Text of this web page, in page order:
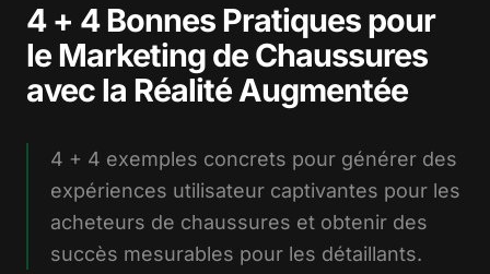
4 + 4 Bonnes Pratiques pour
le Marketing de Chaussures
avec la Réalité Augmentée
4 + 4 exemples concrets pour générer des
expériences utilisateur captivantes pour les
acheteurs de chaussures et obtenir des
succès mesurables pour les détaillants.